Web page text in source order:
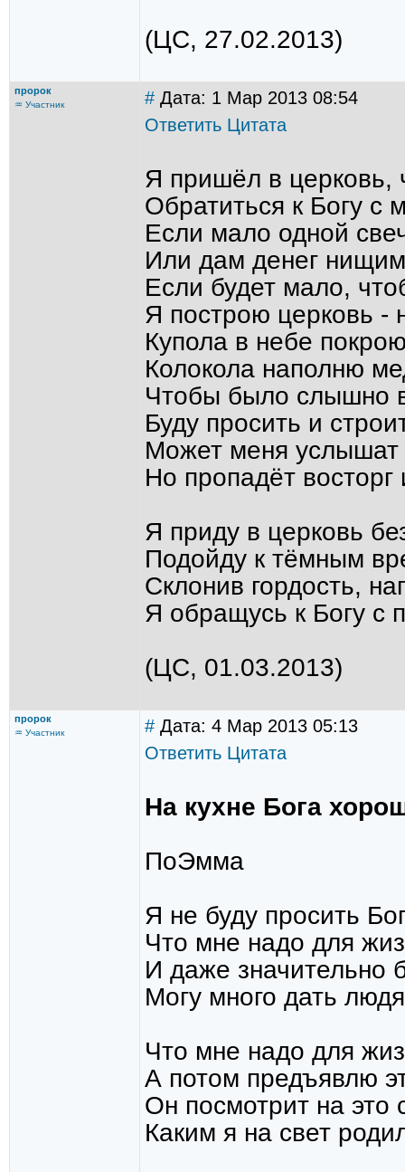
(ЦС, 27.02.2013)
пророк
♒ Участник # Дата: 1 Мар 2013 08:54
Ответить Цитата
Я пришёл в церковь,
Обратиться к Богу с
Если мало одной
Или дам денег
Если будет мало,
Я построю церковь -
Купола в небе
Колокола наполню
Чтобы было слышно
Буду просить и
Может меня услышат
Но пропадёт
Я приду в церковь
Подойду к тёмным
Склонив гордость,
Я обращусь к Богу с
(ЦС, 01.03.2013)
пророк
♒ Участник # Дата: 4 Мар 2013 05:13
Ответить Цитата
На кухне Бога
ПоЭмма
Я не буду просить
Что мне надо для
И даже значительно
Могу много дать
Что мне надо для
А потом предъявлю
Он посмотрит на это
Каким я на свет